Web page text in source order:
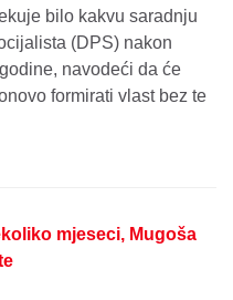
bilo kakvu saradnju
(DPS) nakon
navodeći da će
formirati vlast bez te
mjeseci, Mugoša